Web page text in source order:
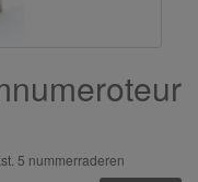
5 nummerraderen